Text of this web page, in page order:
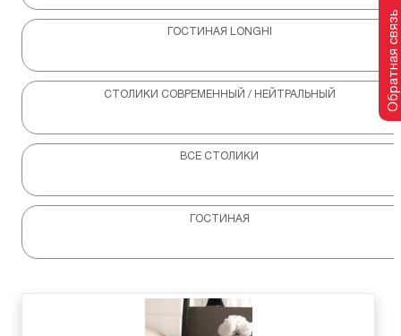
ГОСТИНАЯ LONGHI
СТОЛИКИ СОВРЕМЕННЫЙ / НЕЙТРАЛЬНЫЙ
ВСЕ СТОЛИКИ
ГОСТИНАЯ
Обратная связь